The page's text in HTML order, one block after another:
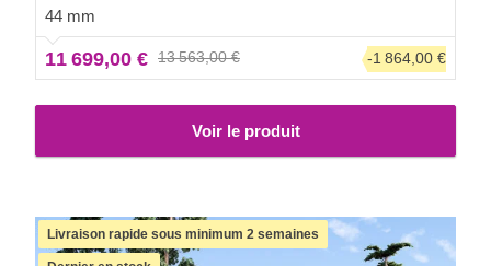
blancs, inclus dans le prix.
44 mm
11 699,00 € 13 563,00 € -1 864,00 €
Voir le produit
Livraison rapide sous minimum 2 semaines